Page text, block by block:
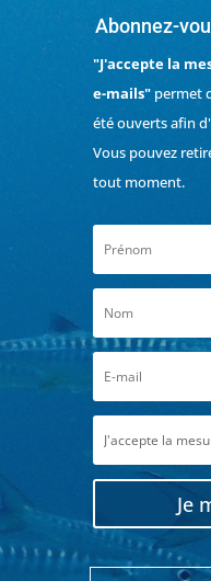
Abonnez-
"J'accepte la
e-mails"permet
été ouverts afin
Vous pouvez
tout moment.
Je